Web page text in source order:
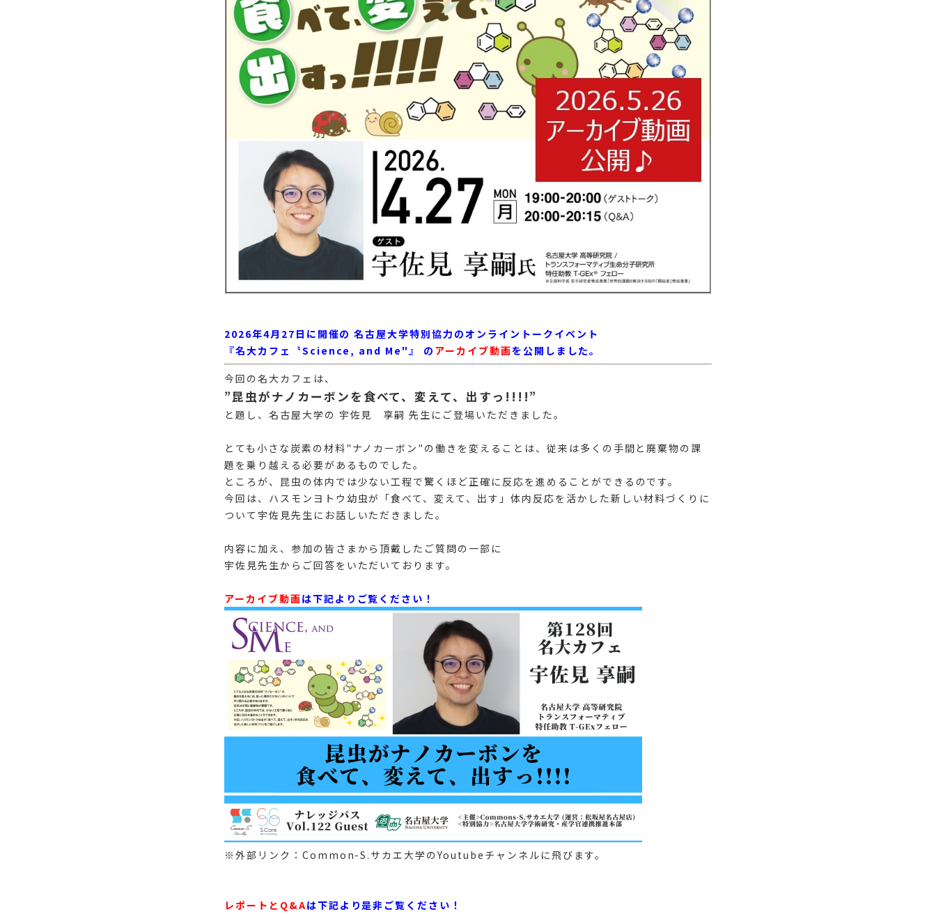
2026年4月27日に開催の 名古屋大学特別協力のオンライントークイベント
『名大カフェ〝Science, and Me"』 の アーカイブ動画を公開しました。
今回の名大カフェは、
”昆虫がナノカーボンを食べて、変えて、出すっ!!!!”
と題し、名古屋大学の 宇佐見 享嗣 先生にご登場いただきました。
とても小さな炭素の材料"ナノカーボン"の働きを変えることは、従来は多くの手間と廃棄物の課
題を乗り越える必要があるものでした。
ところが、昆虫の体内では少ない工程で驚くほど正確に反応を進めることができるのです。
今回は、ハスモンヨトウ幼虫が「食べて、変えて、出す」体内反応を活かした新しい材料づくりに
ついて宇佐見先生にお話しいただきました。
内容に加え、参加の皆さまから頂戴したご質問の一部に
宇佐見先生からご回答をいただいております。
アーカイブ動画は下記よりご覧ください！
※外部リンク：Common-S.サカエ大学のYoutubeチャンネルに飛びます。
レポートとQ&Aは下記より是非ご覧ください！